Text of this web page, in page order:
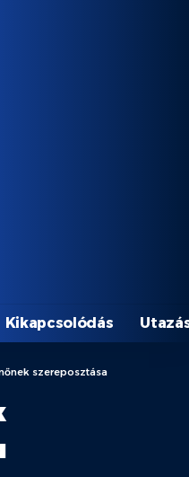
Kikapcsolódás
szereposztása